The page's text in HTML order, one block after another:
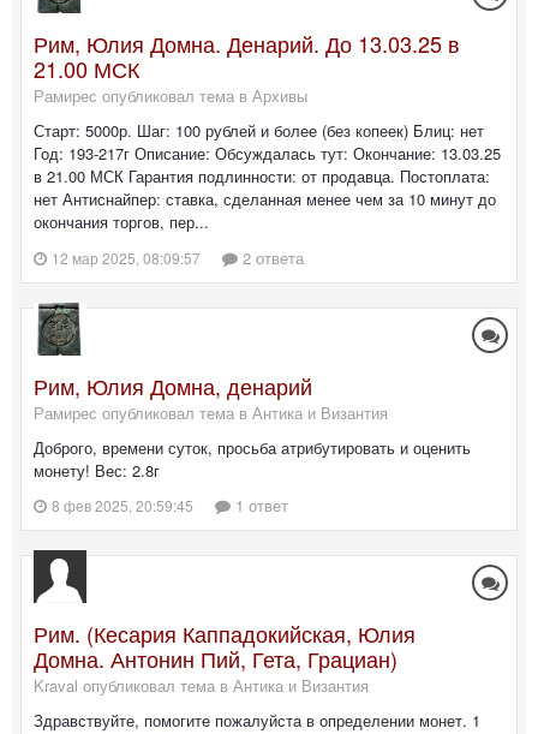
Рим, Юлия Домна. Денарий. До 13.03.25 в
21.00 МСК
Рамирес опубликовал тема в Архивы
Старт: 5000р. Шаг: 100 рублей и более (без копеек) Блиц: нет
Год: 193-217г Описание: Обсуждалась тут: Окончание: 13.03.25
в 21.00 МСК Гарантия подлинности: от продавца. Постоплата:
нет Антиснайпер: ставка, сделанная менее чем за 10 минут до
окончания торгов, пер...
12 мар 2025, 08:09:57 2 ответа
Рим, Юлия Домна, денарий
Рамирес опубликовал тема в Антика и Византия
Доброго, времени суток, просьба атрибутировать и оценить
монету! Вес: 2.8г
8 фев 2025, 20:59:45 1 ответ
Рим. (Кесария Каппадокийская, Юлия
Домна. Антонин Пий, Гета, Грациан)
Kraval опубликовал тема в Антика и Византия
Здравствуйте, помогите пожалуйста в определении монет. 1